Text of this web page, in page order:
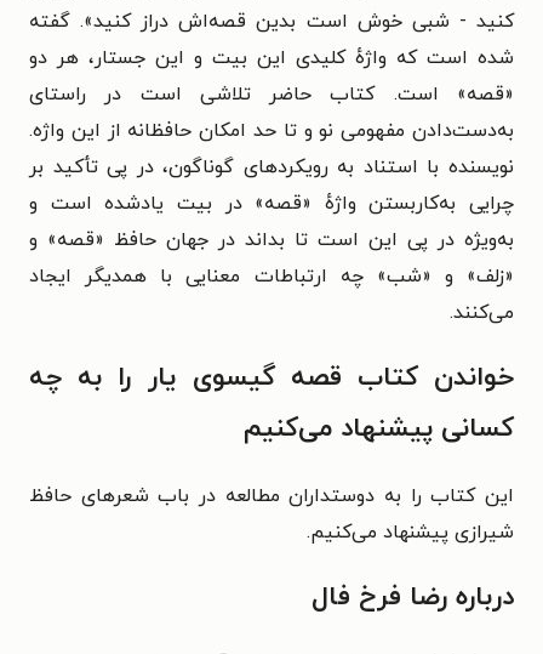
کنید - شبی خوش است بدین قصه‌اش دراز کنید». گفته
شده است که واژهٔ کلیدی این بیت و این جستار، هر دو
«قصه» است. کتاب حاضر تلاشی است در راستای
به‌دست‌دادن مفهومی نو و تا حد امکان حافظانه از این واژه.
نویسنده با استناد به رویکردهای گوناگون، در پی تأکید بر
چرایی به‌کاربستن واژهٔ «قصه» در بیت یادشده است و
به‌ویژه در پی این است تا بداند در جهان حافظ «قصه» و
«زلف» و «شب»‌ چه ارتباطات معنایی با همدیگر ایجاد
می‌کنند.
خواندن کتاب قصه گیسوی یار را به چه
کسانی پیشنهاد می‌کنیم
این کتاب را به دوستداران مطالعه در باب شعرهای حافظ
شیرازی پیشنهاد می‌کنیم.
درباره رضا فرخ فال